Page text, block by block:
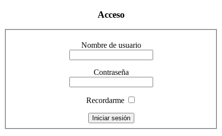
Acceso
Nombre de usuario
Contraseña
Recordarme